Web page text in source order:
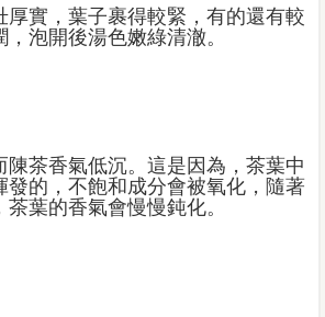
厚實，葉子裹得較緊，有的還有較
泡開後湯色嫩綠清澈。
陳茶香氣低沉。這是因為，茶葉中
發的，不飽和成分會被氧化，隨著
葉的香氣會慢慢鈍化。